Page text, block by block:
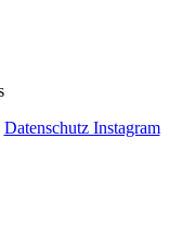
Datenschutz Instagram